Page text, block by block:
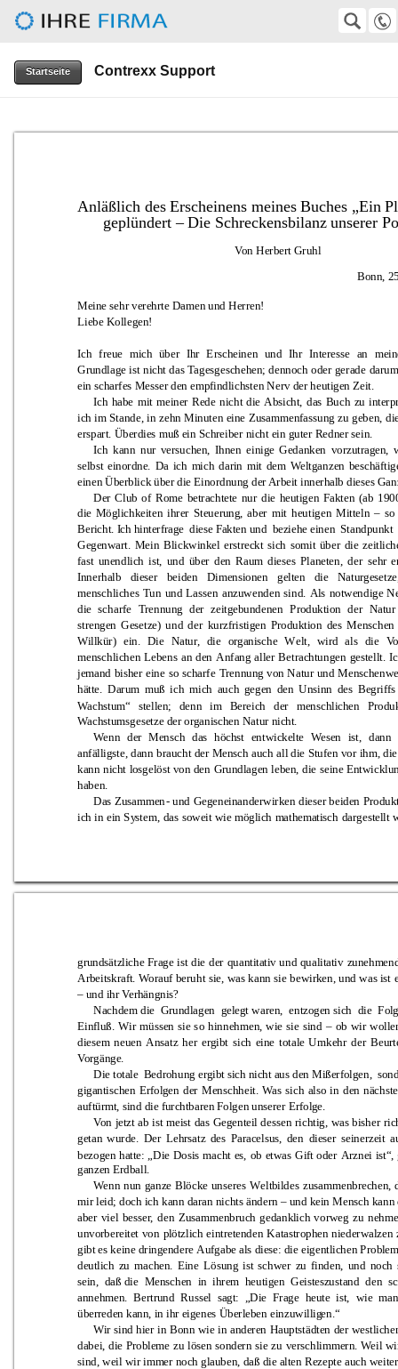
SUCHE Suche
0511-372247
Startseite Contrexx Support
Anläßlich des Erscheinens meines Buches „Ein
geplündert – Die Schreckensbilanz unserer
Von Herbert Gruhl
Bonn,
Meine sehr verehrte Damen und Herren!
Liebe Kollegen!
Ich freue mich über Ihr Erscheinen und Ihr Interesse an
Grundlage ist nicht das Tagesgeschehen; dennoch oder gerade darum
ein scharfes Messer den empfindlichsten Nerv der heutigen Zeit.
Ich habe mit meiner Rede nicht die Absicht, das Buch zu i
ich im Stande, in zehn Minuten eine Zusammenfassung zu geben,
erspart. Überdies muß ein Schreiber nicht ein guter Redner sein.
Ich kann nur versuchen, Ihnen einige Gedanken vorzutragen,
selbst einordne. Da ich mich darin mit dem Weltganzen
einen Überblick über die Einordnung der Arbeit innerhalb dieses
Der Club of Rome betrachtete nur die heutigen Fakten (ab
die Möglichkeiten ihrer Steuerung, aber mit heutigen Mitteln – so
Bericht. Ich hinterfrage diese Fakten und beziehe einen Standpunkt
Gegenwart. Mein Blickwinkel erstreckt sich somit über die
fast unendlich ist, und über den Raum dieses Planeten, der sehr
Innerhalb dieser beiden Dimensionen gelten die N
menschliches Tun und Lassen anzuwenden sind. Als notwendige
die scharfe Trennung der zeitgebundenen Produktion der Natur
strengen Gesetze) und der kurzfristigen Produktion des Menschen
Willkür) ein. Die Natur, die organische Welt, wird als die
menschlichen Lebens an den Anfang aller Betrachtungen gestellt.
jemand bisher eine so scharfe Trennung von Natur und
hätte.
Darum muß ich mich auch gegen den Unsinn des Begriffs
Wachstum“
stellen; denn im Bereich der menschlichen
Wachstumsgesetze der organischen Natur nicht.
Wenn der Mensch das höchst entwickelte Wesen ist, dann
anfälligste, dann braucht der Mensch auch all die Stufen vor ihm,
kann nicht losgelöst von den Grundlagen leben, die seine En
haben.
Das Zusammen- und Gegeneinanderwirken dieser beiden
ich in ein System, das soweit wie möglich mathematisch dargestellt
grundsätzliche Frage ist die der quantitativ und qualitativ zunehm
Arbeitskraft. Worauf beruht sie, was kann sie bewirken, und was ist
– und ihr Verhängnis?
Nachdem die Grundlagen gelegt waren, entzogen sich die Fo
Einfluß. Wir müssen sie so hinnehmen, wie sie sind – ob wir
diesem neuen Ansatz her ergibt sich eine totale Umkehr der
Vorgänge.
Die totale Bedrohung ergibt sich nicht aus den Mißerfolgen,
gigantischen Erfolgen der Menschheit. Was sich also in den
auftürmt, sind die furchtbaren Folgen unserer Erfolge.
Von jetzt ab ist meist das Gegenteil dessen richtig, was bisher
getan wurde. Der Lehrsatz des Paracelsus, den dieser seinerzeit
bezogen hatte: „Die Dosis macht es, ob etwas Gift oder Arznei ist“,
ganzen Erdball.
Wenn nun ganze Blöcke unseres Weltbildes zusammenbrechen,
mir leid; doch ich kann daran nichts ändern – und kein Mensch kann
aber viel besser, den Zusammenbruch gedanklich vorweg zu
unvorbereitet von plötzlich eintretenden Katastrophen niederwalzen
gibt es keine dringendere Aufgabe als diese: die eigentlichen Proble
deutlich zu machen. Eine Lösung ist schwer zu finden, und noch
sein,
daß die Menschen in ihrem heutigen Geisteszustand den
annehmen.
Bertrund Russel sagt: „Die Frage heute ist, wie
überreden kann, in ihr eigenes Überleben einzuwilligen .“
Wir sind hier in Bonn wie in anderen Hauptstädten der westl
dabei, die Probleme zu lösen sondern sie zu verschlimmern. Weil
sind, weil wir immer noch glauben, daß die alten Rezepte auch